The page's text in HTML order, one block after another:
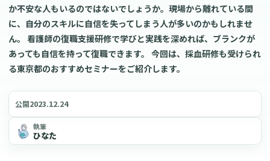
か不安な人もいるのではないでしょうか。現場から離れている間
に、自分のスキルに自信を失ってしまう人が多いのかもしれませ
ん。 看護師の復職支援研修で学びと実践を深めれば、ブランクが
あっても自信を持って復職できます。 今回は、採血研修も受けられ
る東京都のおすすめセミナーをご紹介します。
公開2023.12.24
執筆
ひなた